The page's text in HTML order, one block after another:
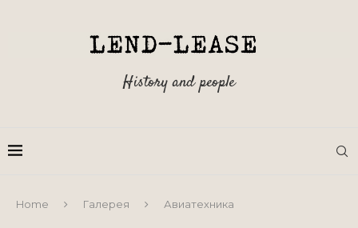
History and people
Home Галерея Авиатехника